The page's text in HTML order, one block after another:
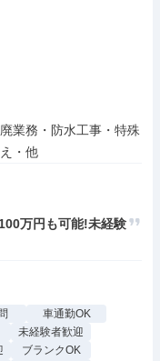
業務・防水工事・特殊
・他
万円も可能!未経験
車通勤OK
未経験者歓迎
ブランクOK